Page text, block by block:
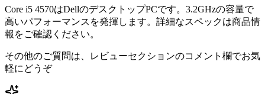
Core i5 4570はDellのデスクトップPCです。3.2GHzの容量で
高いパフォーマンスを発揮します。詳細なスペックは商品情
報をご確認ください。
その他のご質問は、レビューセクションのコメント欄でお気
軽にどうぞ